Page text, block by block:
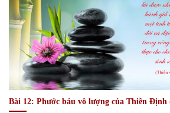
Bài 12: Phước báu vô lượng của Thiền Định